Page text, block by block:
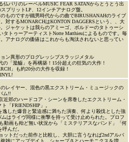
仏パリのレーベルMUSIC FEAR SATANからとうとう出
プリットLP、12インチアナログ盤。
ものですが鐵男時代からの曲でBIRUSHANAHのライブ
対するMONARCHはKONTON DAGGERSという、、大
ジャケットは我らのアミーゴ、ボルドーのタトゥーシ
タトゥーアーティストNotte Matthieuによるものです。毎
アナログの価値はこれからも淘汰されないと思ってい
ン異形のプログレッシブスラッジメタル
の「濫觴」を再構築！15分超えの狂気の大作！
」も約20分の大作を収録！
レイヤー、混色の黒エクストリーム・ミュージックの
ム!!
近郊のハードコア・シーンを席巻したエクストリーム・
「FRIENDSHIP」。
逸した爆音と緊迫感に満ちた演奏、何より殺伐とした強
はライヴ同様に衝撃を持って受け止められた。プロフ
動画も殆ど無い状況から「ミステリアスなバンド」「何
んだ。
ットだった前作と比較し、大胆に言うなれば2ndアルバ
雑にアップデイト。シャープさとハーモニクスを増